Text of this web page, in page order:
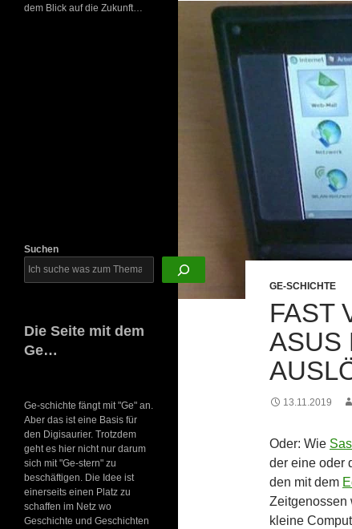
GE-SCHICHTE
FAST
ASUS
13.11.2019
Oder: Wie
der eine oder
den mit dem
Zeitgenossen
kleine
dem Blick auf die Zukunft…
Suchen
Die Seite mit dem
Ge…
Ge-schichte fängt mit "Ge" an.
Aber das ist eine Basis für
den Digisaurier. Trotzdem
geht es hier nicht nur darum
sich mit "Ge-stern" zu
beschäftigen. Die Idee ist
einerseits einen Platz zu
schaffen im Netz wo
Geschichte und Geschichten